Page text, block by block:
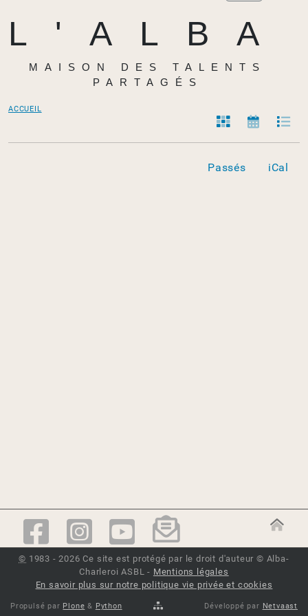
L'ALBA
MAISON DES TALENTS
PARTAGÉS
ACCUEIL
Passés iCal
© 1983 - 2026 Ce site est protégé par le droit d'auteur © Alba-
Charleroi ASBL - Mentions légales
En savoir plus sur notre politique vie privée et cookies
Propulsé par Plone & Python Développé par Netvaast